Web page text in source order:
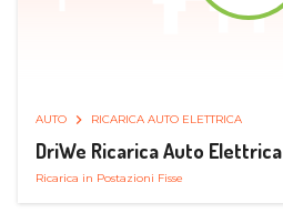
AUTO RICARICA AUTO ELETTRICA
DriWe Ricarica Auto Elettrica
Ricarica in Postazioni Fisse